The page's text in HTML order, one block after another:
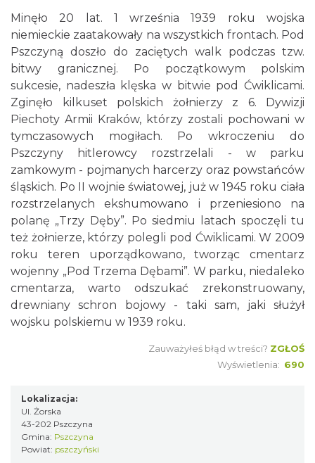
Minęło 20 lat. 1 września 1939 roku wojska
niemieckie zaatakowały na wszystkich frontach. Pod
Pszczyną doszło do zaciętych walk podczas tzw.
bitwy granicznej. Po początkowym polskim
sukcesie, nadeszła klęska w bitwie pod Ćwiklicami.
Zginęło kilkuset polskich żołnierzy z 6. Dywizji
Piechoty Armii Kraków, którzy zostali pochowani w
tymczasowych mogiłach. Po wkroczeniu do
Pszczyny hitlerowcy rozstrzelali - w parku
zamkowym - pojmanych harcerzy oraz powstańców
śląskich. Po II wojnie światowej, już w 1945 roku ciała
rozstrzelanych ekshumowano i przeniesiono na
polanę „Trzy Dęby”. Po siedmiu latach spoczęli tu
też żołnierze, którzy polegli pod Ćwiklicami. W 2009
roku teren uporządkowano, tworząc cmentarz
wojenny „Pod Trzema Dębami”. W parku, niedaleko
cmentarza, warto odszukać zrekonstruowany,
drewniany schron bojowy - taki sam, jaki służył
wojsku polskiemu w 1939 roku.
Zauważyłeś błąd w treści? ZGŁOŚ
Wyświetlenia: 690
Lokalizacja:
Ul. Żorska
43-202 Pszczyna
Gmina: Pszczyna
Powiat: pszczyński